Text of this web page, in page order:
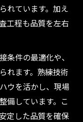
れています。加え
工程も品質を左右
条件の最適化や、
れます。熟練技術
ウを活かし、現場
備しています。こ
定した品質を確保